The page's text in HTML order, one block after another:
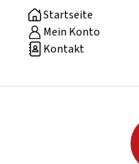
Startseite
Mein Konto
Kontakt